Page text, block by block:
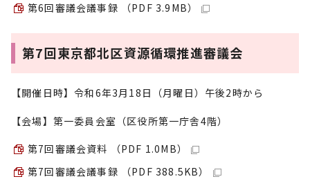
第6回審議会議事録 （PDF 3.9MB）
第7回東京都北区資源循環推進審議会
【開催日時】令和6年3月18日（月曜日）午後2時から
【会場】第一委員会室（区役所第一庁舎4階）
第7回審議会資料 （PDF 1.0MB）
第7回審議会議事録 （PDF 388.5KB）